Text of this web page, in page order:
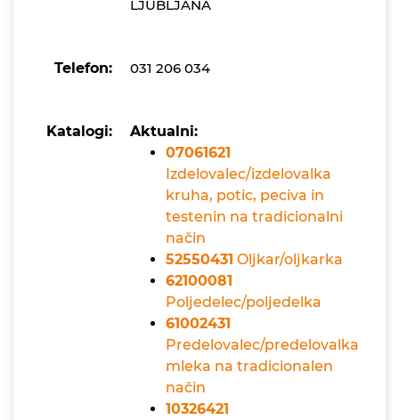
LJUBLJANA
Telefon: 031 206 034
Katalogi:
Aktualni:
07061621
Izdelovalec/izdelovalka
kruha, potic, peciva in
testenin na tradicionalni
način
52550431 Oljkar/oljkarka
62100081
Poljedelec/poljedelka
61002431
Predelovalec/predelovalka
mleka na tradicionalen
način
10326421